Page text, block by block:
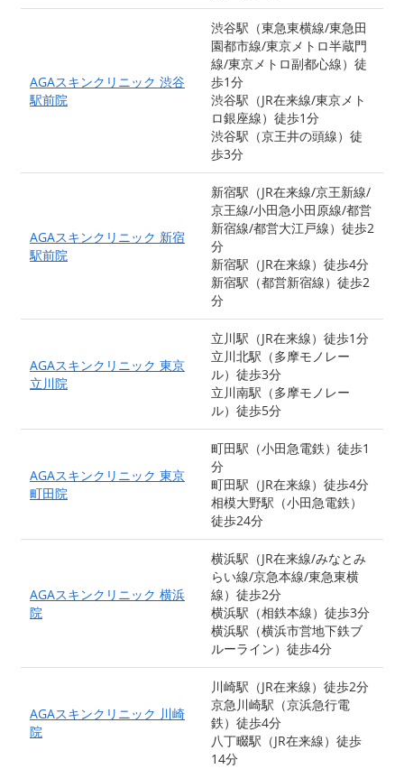
AGAスキンクリニック 渋谷
駅前院
渋谷駅（東急東横線/東急田
園都市線/東京メトロ半蔵門
線/東京メトロ副都心線）徒
歩1分
渋谷駅（JR在来線/東京メト
ロ銀座線）徒歩1分
渋谷駅（京王井の頭線）徒
歩3分
AGAスキンクリニック 新宿
駅前院
新宿駅（JR在来線/京王新線/
京王線/小田急小田原線/都営
新宿線/都営大江戸線）徒歩2
分
新宿駅（JR在来線）徒歩4分
新宿駅（都営新宿線）徒歩2
分
AGAスキンクリニック 東京
立川院
立川駅（JR在来線）徒歩1分
立川北駅（多摩モノレー
ル）徒歩3分
立川南駅（多摩モノレー
ル）徒歩5分
AGAスキンクリニック 東京
町田院
町田駅（小田急電鉄）徒歩1
分
町田駅（JR在来線）徒歩4分
相模大野駅（小田急電鉄）
徒歩24分
AGAスキンクリニック 横浜
院
横浜駅（JR在来線/みなとみ
らい線/京急本線/東急東横
線）徒歩2分
横浜駅（相鉄本線）徒歩3分
横浜駅（横浜市営地下鉄ブ
ルーライン）徒歩4分
AGAスキンクリニック 川崎
院
川崎駅（JR在来線）徒歩2分
京急川崎駅（京浜急行電
鉄）徒歩4分
八丁畷駅（JR在来線）徒歩
14分